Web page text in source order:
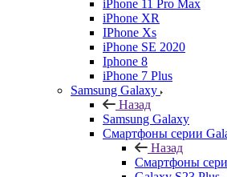
iPhone 11 Pro Max
iPhone XR
IPhone Xs
iPhone SE 2020
Iphone 8
iPhone 7 Plus
Samsung Galaxy
Назад
Samsung Galaxy
Смартфоны серии
Назад
Смартфоны